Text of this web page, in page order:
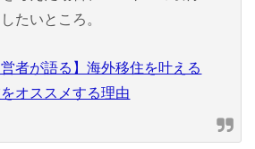
たいところ。
営者が語る】海外移住を叶える
オススメする理由